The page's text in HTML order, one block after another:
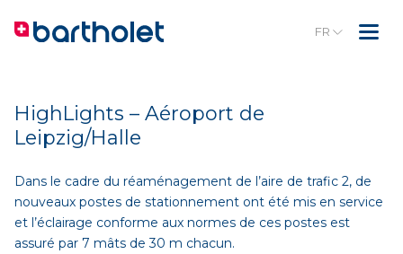
FR
HighLights – Aéroport de
Leipzig/Halle
Dans le cadre du réaménagement de l’aire de trafic 2, de
nouveaux postes de stationnement ont été mis en service
et l’éclairage conforme aux normes de ces postes est
assuré par 7 mâts de 30 m chacun.